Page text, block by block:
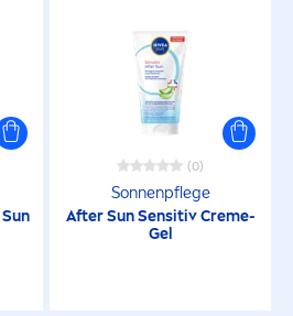
Sun
(0)
Sonnenpflege
AfterSunSensitivCreme-
Gel